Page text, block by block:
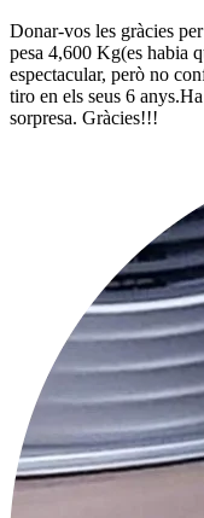
Donar-vos les gràcies
pesa 4,600 Kg(es habia
espectacular, però no
tiro en els seus 6
sorpresa. Gràcies!!!